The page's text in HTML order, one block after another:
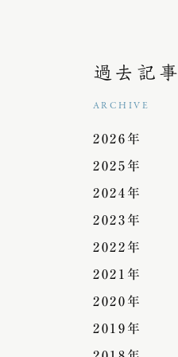
過去記事
ARCHIVE
2026年
2025年
2024年
2023年
2022年
2021年
2020年
2019年